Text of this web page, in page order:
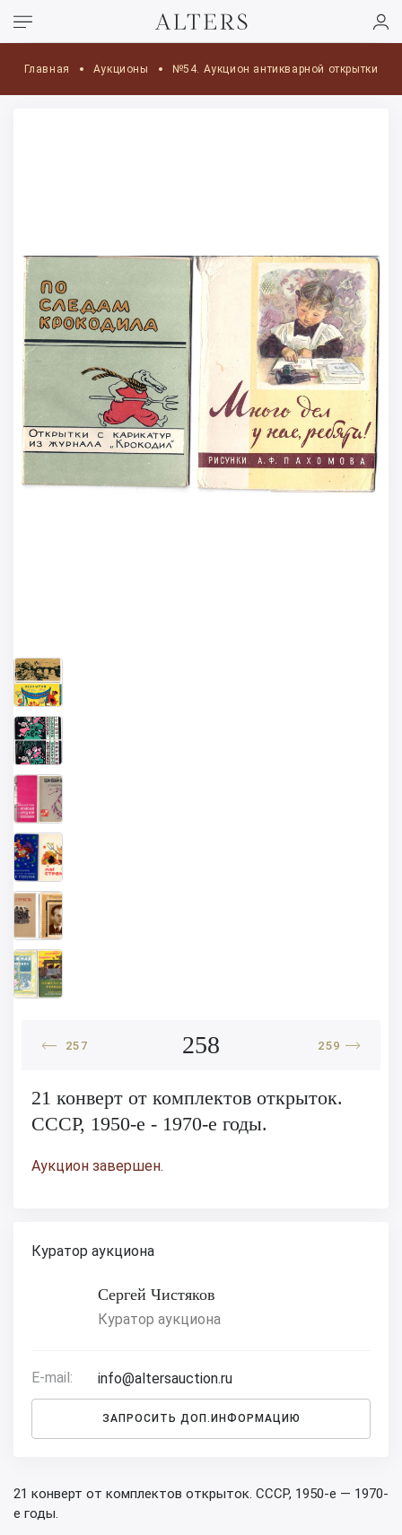
Главная Аукционы №54. Аукцион антикварной открытки
257 258 259
21 конверт от комплектов открыток.
СССР, 1950-е - 1970-е годы.
Аукцион завершен.
Куратор аукциона
Сергей Чистяков
Куратор аукциона
E-mail: info@altersauction.ru
ЗАПРОСИТЬ ДОП.ИНФОРМАЦИЮ
21 конверт от комплектов открыток. СССР, 1950-е — 1970-
е годы.